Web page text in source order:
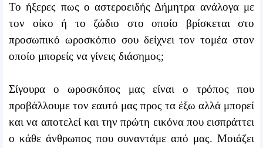
Το ήξερες πως ο αστεροειδής Δήμητρα ανάλογα με
τον οίκο ή το ζώδιο στο οποίο βρίσκεται στο
προσωπικό ωροσκόπιο σου δείχνει τον τομέα στον
οποίο μπορείς να γίνεις διάσημος;
Σίγουρα ο ωροσκόπος μας είναι ο τρόπος που
προβάλλουμε τον εαυτό μας προς τα έξω αλλά μπορεί
και να αποτελεί και την πρώτη εικόνα που εισπράττει
ο κάθε άνθρωπος που συναντάμε από μας. Μοιάζει